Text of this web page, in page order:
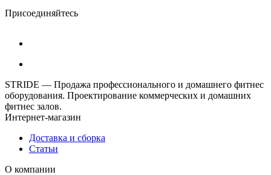
Присоединяйтесь
STRIDE — Продажа профессионального и домашнего фитнес
оборудования. Проектирование коммерческих и домашних
фитнес залов.
Интернет-магазин
Доставка и сборка
Статьи
О компании